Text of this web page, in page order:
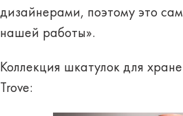
дизайнерами, поэтому это
нашей работы».
Коллекция шкатулок для
Trove: